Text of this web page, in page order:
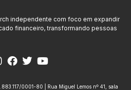
independente com foco em expandir
financeiro, transformando pessoas
0001-80 | Rua Miguel Lemos nº 41, sala